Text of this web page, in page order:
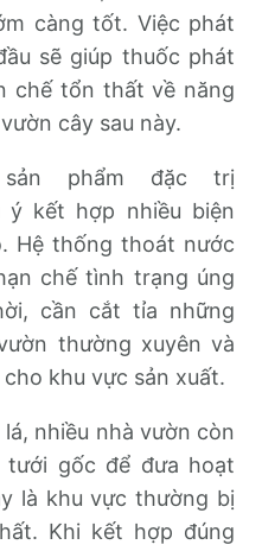
càng tốt. Việc phát
sẽ giúp thuốc phát
chế tổn thất về năng
cây sau này.
phẩm đặc trị
ý kết hợp nhiều biện
Hệ thống thoát nước
chế tình trạng úng
cần cắt tỉa những
thường xuyên và
khu vực sản xuất.
nhiều nhà vườn còn
tưới gốc để đưa hoạt
là khu vực thường bị
Khi kết hợp đúng